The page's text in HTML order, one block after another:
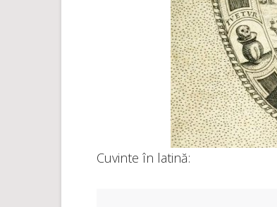
Cuvinte în latină: